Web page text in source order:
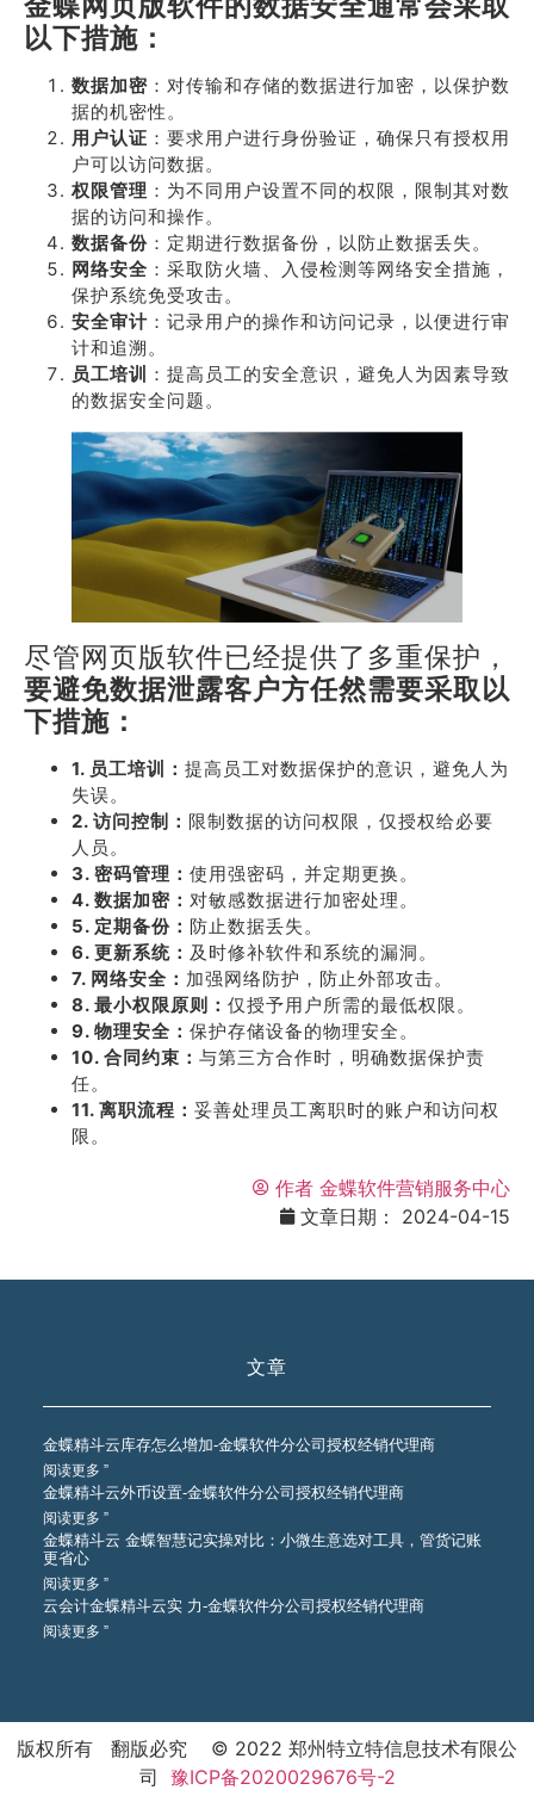
以下措施：
数据加密 ：对传输和存储的数据进行加密，以保护数
据的机密性。
用户认证 ：要求用户进行身份验证，确保只有授权用
户可以访问数据。
权限管理 ：为不同用户设置不同的权限，限制其对数
据的访问和操作。
数据备份 ：定期进行数据备份，以防止数据丢失。
网络安全 ：采取防火墙、入侵检测等网络安全措施，
保护系统免受攻击。
安全审计 ：记录用户的操作和访问记录，以便进行审
计和追溯。
员工培训 ：提高员工的安全意识，避免人为因素导致
的数据安全问题。
尽管网页版软件已经提供了多重保护，
要避免数据泄露客户方任然需要采取以
下措施：
1. 员工培训： 提高员工对数据保护的意识，避免人为
失误。
2. 访问控制： 限制数据的访问权限，仅授权给必要
人员。
3. 密码管理： 使用强密码，并定期更换。
4. 数据加密： 对敏感数据进行加密处理。
5. 定期备份： 防止数据丢失。
6. 更新系统： 及时修补软件和系统的漏洞。
7. 网络安全： 加强网络防护，防止外部攻击。
8. 最小权限原则： 仅授予用户所需的最低权限。
9. 物理安全： 保护存储设备的物理安全。
10. 合同约束： 与第三方合作时，明确数据保护责
任。
11. 离职流程： 妥善处理员工离职时的账户和访问权
限。
作者 金蝶软件营销服务中心
文章日期：
2024-04-15
文章
金蝶精斗云库存怎么增加-金蝶软件分公司授权经销代理商
阅读更多 ”
金蝶精斗云外币设置-金蝶软件分公司授权经销代理商
阅读更多 ”
金蝶精斗云 金蝶智慧记实操对比：小微生意选对工具，管货记账
更省心
阅读更多 ”
云会计金蝶精斗云实 力-金蝶软件分公司授权经销代理商
阅读更多 ”
版权所有 翻版必究 © 2022 郑州特立特信息技术有限公
司 豫ICP备2020029676号-2